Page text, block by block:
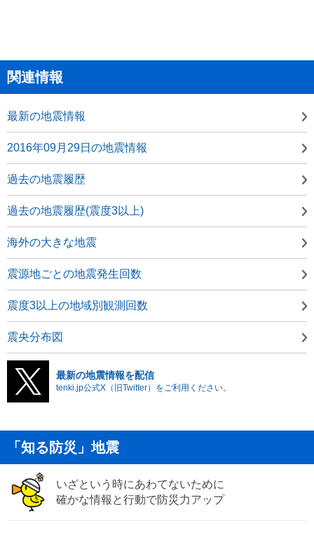
関連情報
最新の地震情報
2016年09月29日の地震情報
過去の地震履歴
過去の地震履歴(震度3以上)
海外の大きな地震
震源地ごとの地震発生回数
震度3以上の地域別観測回数
震央分布図
最新の地震情報を配信
tenki.jp公式X（旧Twitter）をご利用ください。
「知る防災」地震
いざという時にあわてないために
確かな情報と行動で防災力アップ